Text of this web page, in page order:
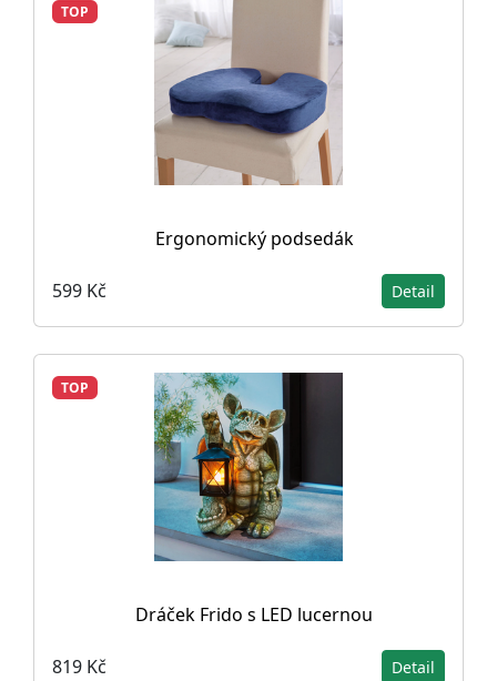
TOP
Ergonomický podsedák
599 Kč Detail
TOP
Dráček Frido s LED lucernou
819 Kč Detail